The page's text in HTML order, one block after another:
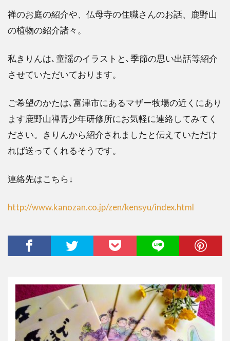
禅のお庭の紹介や、仏母寺の住職さんのお話、鹿野山
の植物の紹介諸々。
私きりんは､童謡のイラストと､季節の思い出話等紹介
させていただいております。
ご希望のかたは､富津市にあるマザー牧場の近くにあり
ます鹿野山禅青少年研修所にお気軽に連絡してみてく
ださい。きりんから紹介されましたと伝えていただけ
れば送ってくれるそうです。
連絡先はこちら↓
http://www.kanozan.co.jp/zen/kensyu/index.html